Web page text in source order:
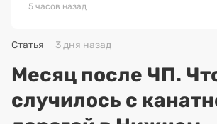
5 часов назад
Статья 3 дня назад
Месяц после ЧП.
случилось с